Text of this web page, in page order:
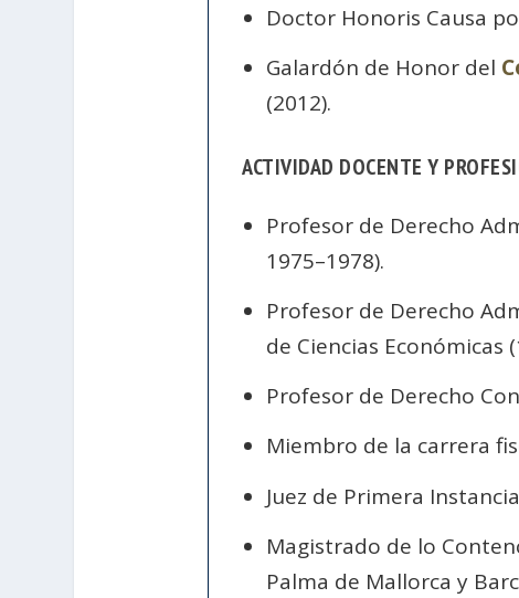
Doctor Honoris Causa
Galardón de Honor del
(2012).
ACTIVIDAD DOCENTE Y
Profesor de Derecho
1975–1978).
Profesor de Derecho
de Ciencias Económicas
Profesor de Derecho
Miembro de la carrera
Juez de Primera
Magistrado de lo
Palma de Mallorca y